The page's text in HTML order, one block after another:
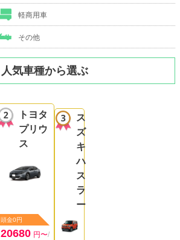
軽商用車
その他
人気車種から選ぶ
トヨタ
プリウ
ス
頭金0円
20680 円〜/
ス
ズ
キ
ハ
ス
ラ
ー